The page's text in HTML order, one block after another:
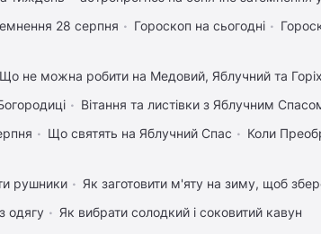
28 серпня
Гороскоп на сьогодні
Що не можна робити на Медовий, Яблучний та
Вітання та листівки з Яблучним
Що святять на Яблучний Спас Коли
рушники Як заготовити м'яту на зиму, щоб
одягу
Як вибрати солодкий і соковитий кавун